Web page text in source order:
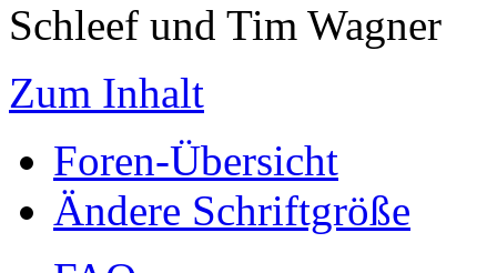
Schleef und Tim Wagner
Zum Inhalt
Foren-Übersicht
Ändere Schriftgröße